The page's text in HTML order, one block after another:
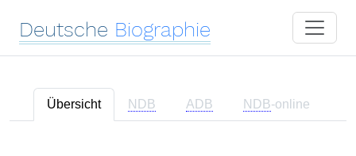
Deutsche Biographie
Übersicht NDB ADB NDB-online